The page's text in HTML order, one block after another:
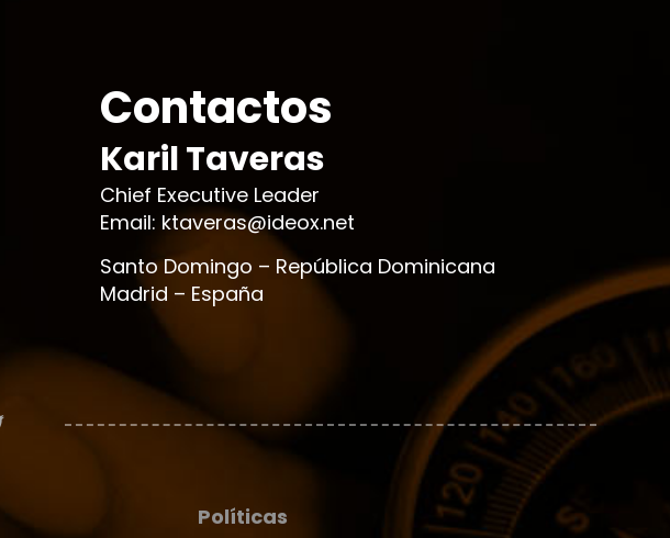
Contactos
Karil Taveras
Chief Executive Leader
Email: ktaveras@ideox.net
Santo Domingo – República Dominicana
Madrid – España
Políticas